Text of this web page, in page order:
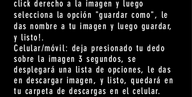
click derecho a la imagen y luego
selecciona la opción "guardar como", le
das nombre a tu imagen y luego guardar,
y listo!.
Celular/móvil: deja presionado tu dedo
sobre la imagen 3 segundos, se
desplegará una lista de opciones, le das
en descargar imagen, y listo, quedará en
tu carpeta de descargas en el celular.